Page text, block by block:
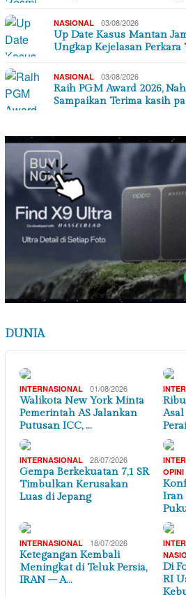
NASIONAL 03/08/2026
Up Date Kasus Mantan
Ungkap Kejelasan Perkara
NASIONAL 03/08/2026
Raih PGM Award 2026,
Sampaikan Terima kasih
DUNIA
INTERNASIONAL 01/08/2026
Walikota New York Minta
Pemerintah AS Jalankan
Putusan ICC, …
INTERNASIONAL 28/07/2026
Gempa Berkekuatan 7,1 SR
Timbulkan Kerusakan
Luas di Jepang
OPINI
Iran
INTERNASIONAL 18/07/2026
Ketegangan Kembali
Meningkat di Teluk Persia,
IRAN – A…
Di
RI